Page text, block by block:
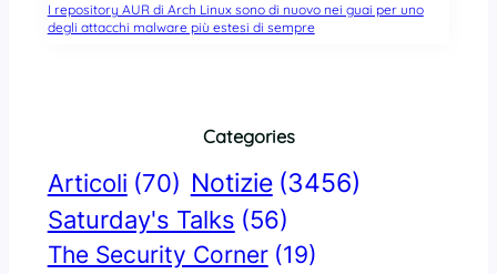
I repository AUR di Arch Linux sono di nuovo nei guai per uno
degli attacchi malware più estesi di sempre
Categories
Articoli (70) Notizie (3456)
Saturday's Talks (56)
The Security Corner (19)